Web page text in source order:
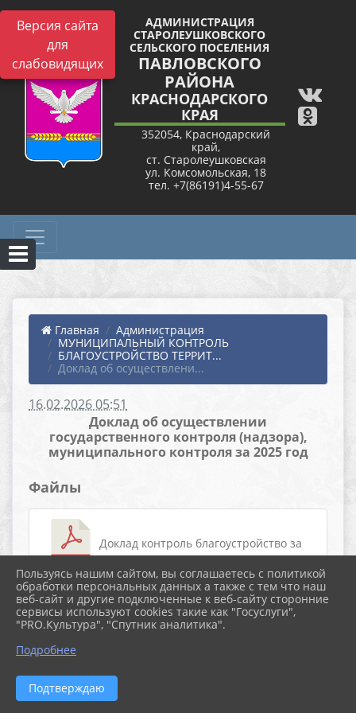
Версия сайта
для
слабовидящих
АДМИНИСТРАЦИЯ
СТАРОЛЕУШКОВСКОГО
СЕЛЬСКОГО ПОСЕЛЕНИЯ
ПАВЛОВСКОГО
РАЙОНА
КРАСНОДАРСКОГО
КРАЯ
352054, Краснодарский
край,
ст. Старолеушковская
ул. Комсомольская, 18
тел. +7(86191)4-55-67
Главная
Администрация
МУНИЦИПАЛЬНЫЙ КОНТРОЛЬ
БЛАГОУСТРОЙСТВО ТЕРРИТ...
Доклад об осуществлени...
16.02.2026 05:51
Доклад об осуществлении
государственного контроля (надзора),
муниципального контроля за 2025 год
Файлы
Доклад контроль благоустройство за
2025 (2.7 MiB)
2026 г. старолеушковское.рф
Вход
Карта сайта
Пользуясь нашим сайтом, вы соглашаетесь с политикой
обработки персональных данных а также с тем что наш
веб-сайт и другие подключенные к веб-сайту сторонние
сервисы используют cookies такие как "Госуслуги",
"PRO.Культура", "Спутник аналитика".
Подробнее
Подтверждаю